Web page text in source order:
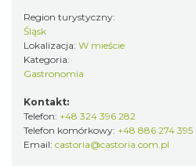
Region turystyczny:
Śląsk
Lokalizacja: W mieście
Kategoria:
Gastronomia
Kontakt:
Telefon: +48 324 396 282
Telefon komórkowy: +48 886 274 395
Email: castoria@castoria.com.pl